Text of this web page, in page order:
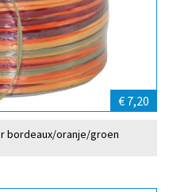
€ 7,20
bordeaux/oranje/groen